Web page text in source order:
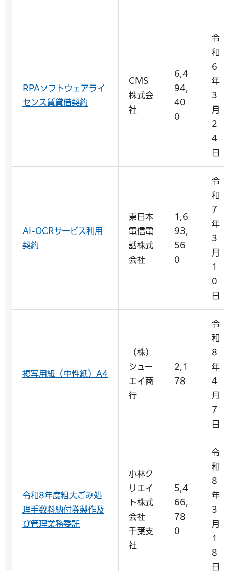
RPAソフトウェアライ
センス賃貸借契約
CMS
株式会
社
6,4
94,
40
0
令
和
6
年
3
月
2
4
日
AI-OCRサービス利用
契約
東日本
電信電
話株式
会社
1,6
93,
56
0
令
和
7
年
3
月
1
0
日
複写用紙（中性紙）A4
（株）
シュー
エイ商
行
2,1
78
令
和
8
年
4
月
7
日
令和8年度粗大ごみ処
理手数料納付券製作及
び管理業務委託
小林ク
リエイ
ト株式
会社
千葉支
社
5,4
66,
78
0
令
和
8
年
3
月
1
8
日